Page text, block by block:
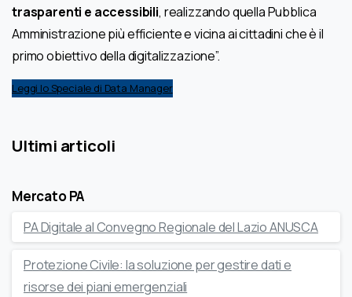
trasparenti e accessibili, realizzando quella Pubblica
Amministrazione più efficiente e vicina ai cittadini che è il
primo obiettivo della digitalizzazione”.
Leggi lo Speciale di Data Manager
Ultimi articoli
Mercato PA
PA Digitale al Convegno Regionale del Lazio ANUSCA
Protezione Civile: la soluzione per gestire dati e
risorse dei piani emergenziali